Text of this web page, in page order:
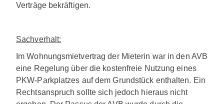
Verträge bekräftigen.
Sachverhalt:
Im Wohnungsmietvertrag der Mieterin war in den AVB
eine Regelung über die kostenfreie Nutzung eines
PKW-Parkplatzes auf dem Grundstück enthalten. Ein
Rechtsanspruch sollte sich jedoch hieraus nicht